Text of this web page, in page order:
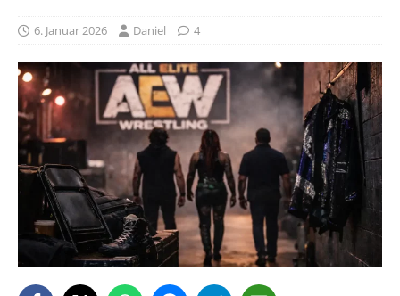
6. Januar 2026 Daniel 4